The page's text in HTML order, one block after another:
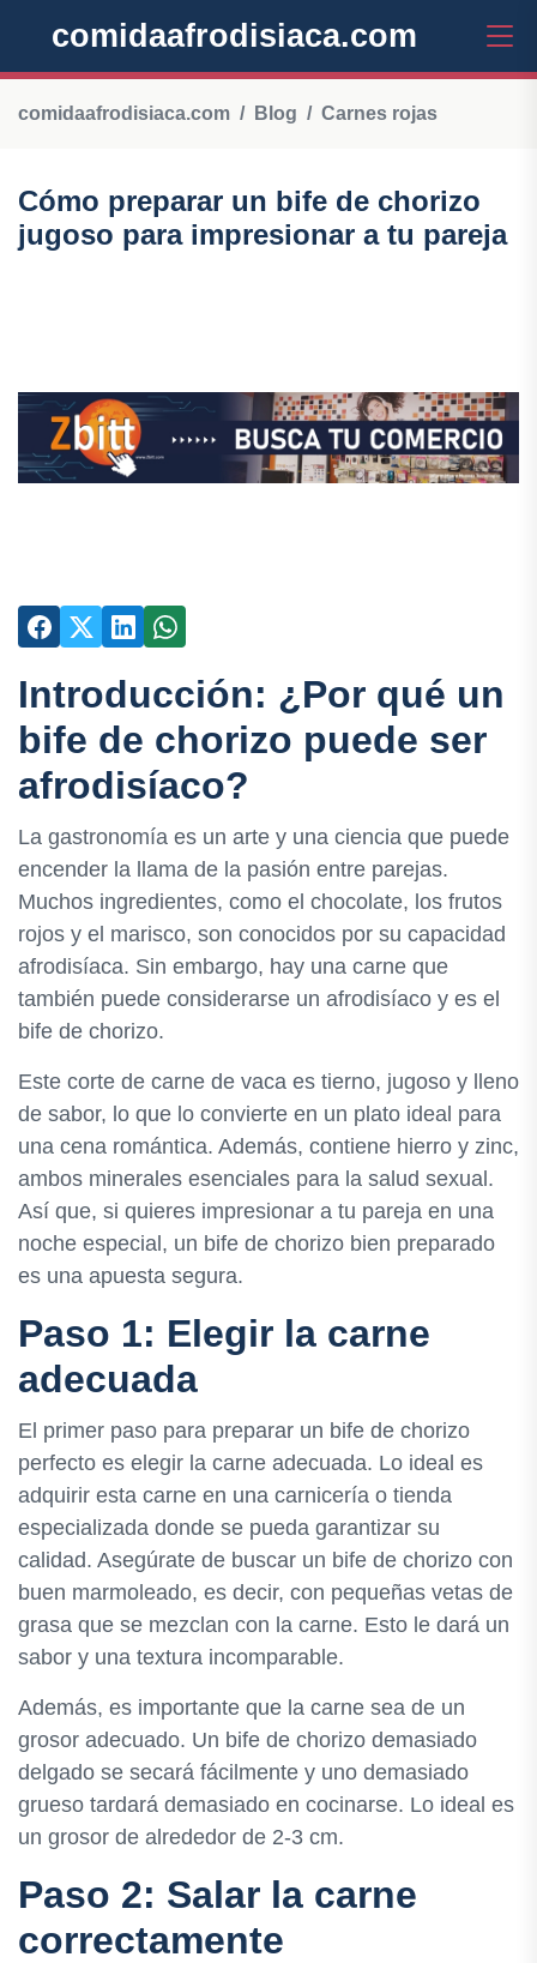
comidaafrodisiaca.com
comidaafrodisiaca.com Blog Carnes rojas
Cómo preparar un bife de chorizo
jugoso para impresionar a tu pareja
Introducción: ¿Por qué un
bife de chorizo puede ser
afrodisíaco?
La gastronomía es un arte y una ciencia que puede
encender la llama de la pasión entre parejas.
Muchos ingredientes, como el chocolate, los frutos
rojos y el marisco, son conocidos por su capacidad
afrodisíaca. Sin embargo, hay una carne que
también puede considerarse un afrodisíaco y es el
bife de chorizo.
Este corte de carne de vaca es tierno, jugoso y lleno
de sabor, lo que lo convierte en un plato ideal para
una cena romántica. Además, contiene hierro y zinc,
ambos minerales esenciales para la salud sexual.
Así que, si quieres impresionar a tu pareja en una
noche especial, un bife de chorizo bien preparado
es una apuesta segura.
Paso 1: Elegir la carne
adecuada
El primer paso para preparar un bife de chorizo
perfecto es elegir la carne adecuada. Lo ideal es
adquirir esta carne en una carnicería o tienda
especializada donde se pueda garantizar su
calidad. Asegúrate de buscar un bife de chorizo con
buen marmoleado, es decir, con pequeñas vetas de
grasa que se mezclan con la carne. Esto le dará un
sabor y una textura incomparable.
Además, es importante que la carne sea de un
grosor adecuado. Un bife de chorizo demasiado
delgado se secará fácilmente y uno demasiado
grueso tardará demasiado en cocinarse. Lo ideal es
un grosor de alrededor de 2-3 cm.
Paso 2: Salar la carne
correctamente